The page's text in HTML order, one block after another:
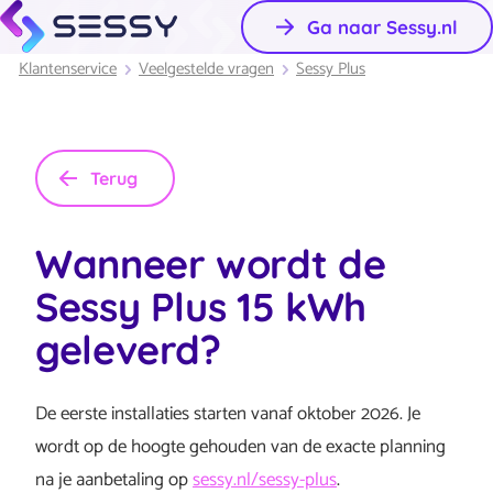
Ga naar Sessy.nl
Klantenservice Veelgestelde vragen Sessy Plus
Terug
Wanneer wordt de
Sessy Plus 15 kWh
geleverd?
De eerste installaties starten vanaf oktober 2026. Je
wordt op de hoogte gehouden van de exacte planning
na je aanbetaling opsessy.nl/sessy-plus.